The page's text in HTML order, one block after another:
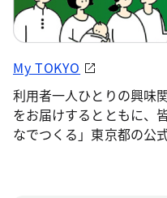
My TOKYO
利用者一人ひとりの興味
をお届けするとともに、
なでつくる」東京都の公